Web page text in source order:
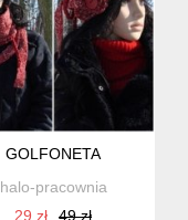
GOLFONETA
halo-pracownia
29 zł
49 zł